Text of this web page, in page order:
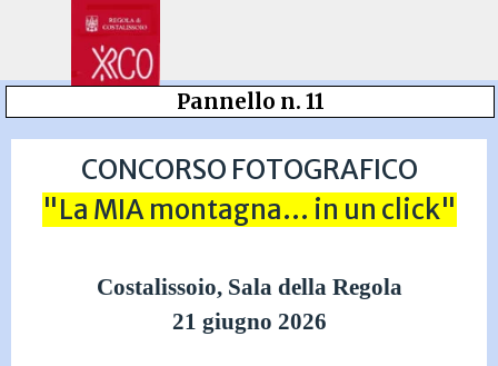
Salta menù
Pannello n. 11
CONCORSO FOTOGRAFICO
"La MIA montagna... in un click"
Costalissoio, Sala della Regola
21 giugno 2026